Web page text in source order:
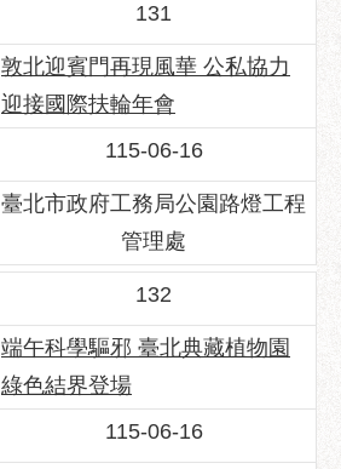
131
敦北迎賓門再現風華 公私協力
迎接國際扶輪年會
115-06-16
臺北市政府工務局公園路燈工程
管理處
132
端午科學驅邪 臺北典藏植物園
綠色結界登場
115-06-16